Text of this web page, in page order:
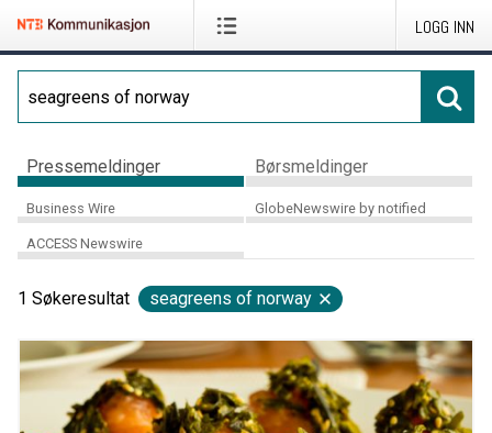
LOGG INN
Pressemeldinger Børsmeldinger
Business Wire GlobeNewswire by notified
ACCESS Newswire
1 Søkeresultat seagreens of norway